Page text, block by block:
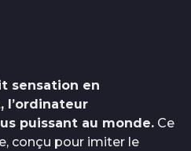
sensation en
l’ordinateur
puissant au monde. Ce
conçu pour imiter le